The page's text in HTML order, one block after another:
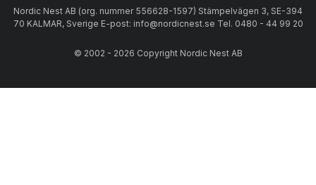
Nordic Nest AB (org. nummer 556628-1597) Stämpelvägen 3, SE-394
70 KALMAR, Sverige E-post: info@nordicnest.se Tel. 0480 - 44 99 20
© 2002 - 2026 Copyright Nordic Nest AB